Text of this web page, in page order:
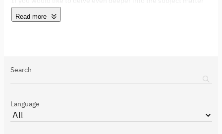
after the online courses, visit our
related formats.
Research, Technology and Space under the funding code “KI-
Servicezentrum Berlin-Brandenburg” 16IS22092. Responsibility
for the content of this page remains with the author.
Read more
Search
Language